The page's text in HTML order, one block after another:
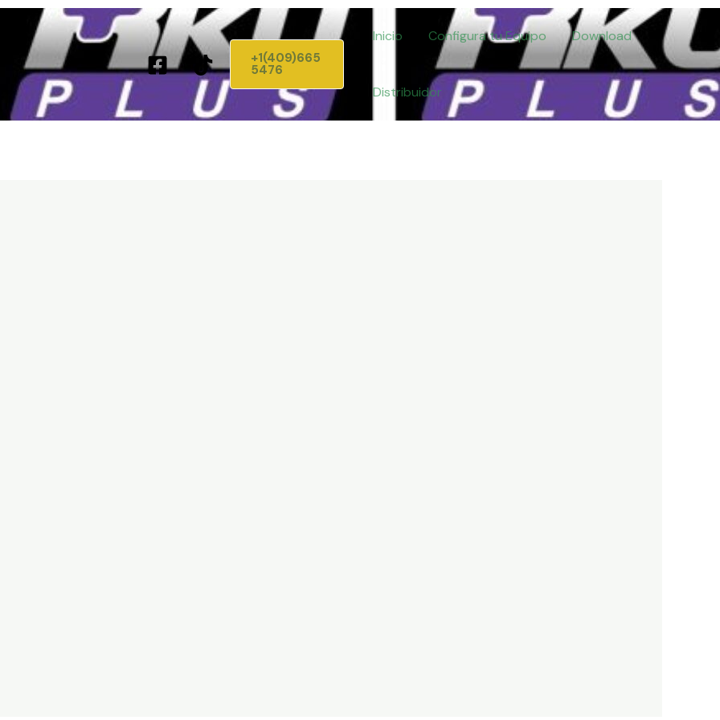
+1(409)665
5476
Inicio Configura tu Equipo Download
Distribuidor